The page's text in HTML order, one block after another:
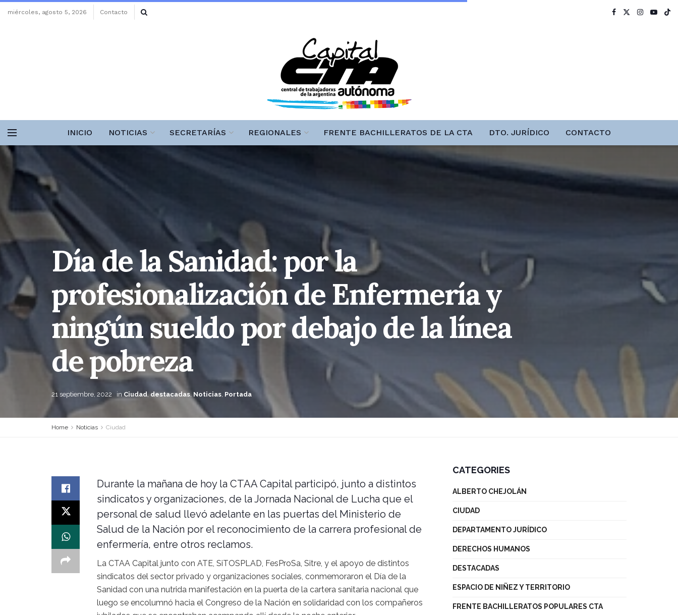
miércoles, agosto 5, 2026 Contacto
INICIO NOTICIAS SECRETARÍAS REGIONALES FRENTE BACHILLERATOS DE LA CTA DTO. JURÍDICO CONTACTO
Día de la Sanidad: por la
profesionalización de Enfermería y
ningún sueldo por debajo de la línea
de pobreza
21 septiembre, 2022 in Ciudad,destacadas,Noticias, Portada
Home Noticias Ciudad
Durante la mañana de hoy la CTAA Capital participó, junto a distintos
sindicatos y organizaciones, de la Jornada Nacional de Lucha que el
personal de salud llevó adelante en las puertas del Ministerio de
Salud de la Nación por el reconocimiento de la carrera profesional de
enfermería, entre otros reclamos.
La CTAA Capital junto con ATE, SiTOSPLAD, FesProSa, Sitre, y el apoyo de distintos
sindicatos del sector privado y organizaciones sociales, conmemoraron el Día de la
Sanidad con una nutrida manifestación en la puerta de la cartera sanitaria nacional que
luego se encolumnó hacia el Congreso de la Nación en solidaridad con los compañeros
CATEGORIES
ALBERTO CHEJOLÁN
CIUDAD
DEPARTAMENTO JURÍDICO
DERECHOS HUMANOS
DESTACADAS
ESPACIO DE NIÑEZ Y TERRITORIO
FRENTE BACHILLERATOS POPULARES CTA